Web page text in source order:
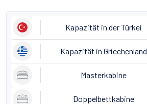
Kapazität in der Türkei
Kapazität in Griechenland
Masterkabine
Doppelbettkabine